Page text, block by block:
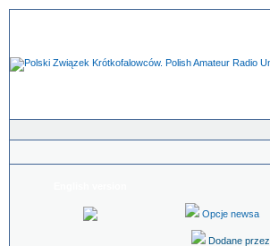
Opcje newsa
Dodane przez